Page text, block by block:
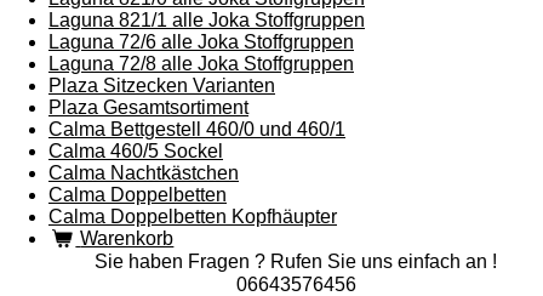
Laguna 821/1 alle Joka Stoffgruppen
Laguna 72/6 alle Joka Stoffgruppen
Laguna 72/8 alle Joka Stoffgruppen
Plaza Sitzecken Varianten
Plaza Gesamtsortiment
Calma Bettgestell 460/0 und 460/1
Calma 460/5 Sockel
Calma Nachtkästchen
Calma Doppelbetten
Calma Doppelbetten Kopfhäupter
Warenkorb
Sie haben Fragen ? Rufen Sie uns einfach an !
06643576456